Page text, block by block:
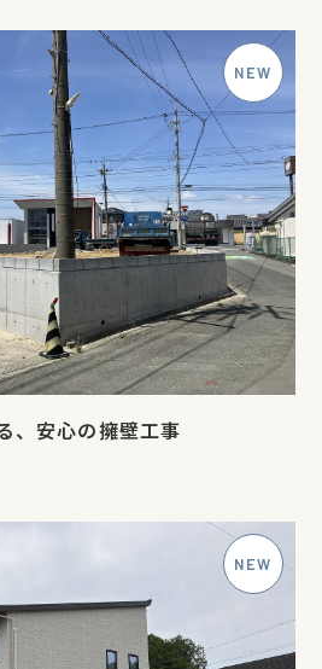
、安心の擁壁工事